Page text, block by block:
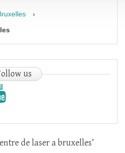
›
us
de laser a bruxelles’